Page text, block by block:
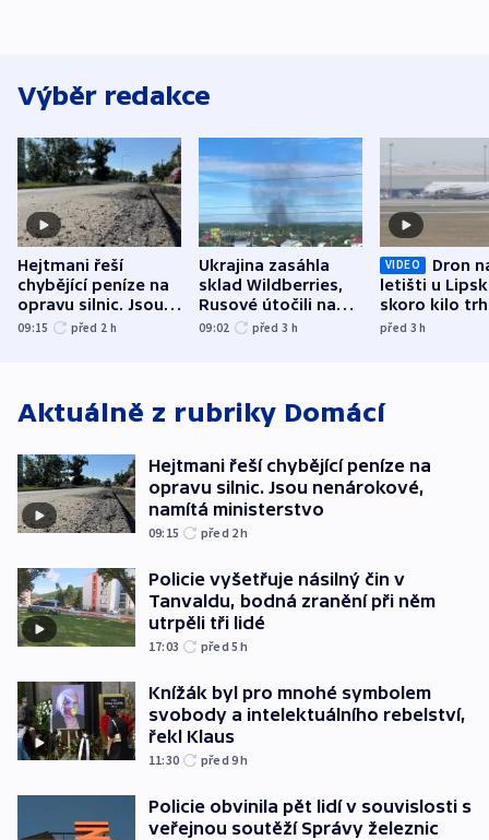
Výběr redakce
Hejtmani řeší
chybějící peníze na
opravu silnic. Jsou
nenárokové, namítá
09:15 před 2 h
Ukrajina zasáhla
sklad Wildberries,
Rusové útočili na
trh, hasiče či
09:02 před 3 h
VIDEO
Dron
letišti u
skoro kilo
indicie
před 3h
Aktuálně z rubriky Domácí
Hejtmani řeší chybějící peníze na
opravu silnic. Jsou nenárokové,
namítá ministerstvo
09:15 před 2h
Policie vyšetřuje násilný čin v
Tanvaldu, bodná zranění při něm
utrpěli tři lidé
17:03 před 5h
Knížák byl pro mnohé symbolem
svobody a intelektuálního rebelství,
řekl Klaus
11:30 před 9h
Policie obvinila pět lidí v souvislosti s
veřejnou soutěží Správy železnic